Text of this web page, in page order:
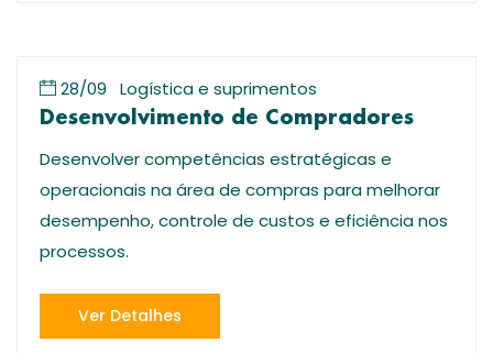
28/09 Logística e suprimentos
Desenvolvimento de Compradores
Desenvolver competências estratégicas e
operacionais na área de compras para melhorar
desempenho, controle de custos e eficiência nos
processos.
Ver Detalhes